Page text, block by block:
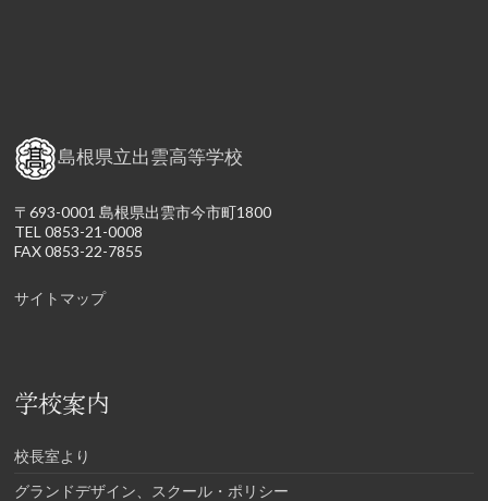
島根県立出雲高等学校
〒693-0001 島根県出雲市今市町1800
TEL 0853-21-0008
FAX 0853-22-7855
サイトマップ
学校案内
校長室より
グランドデザイン、スクール・ポリシー